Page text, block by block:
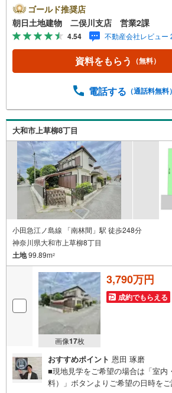
ーナーなど、お子様にも退屈せずに
テレワークで作業効率のUP化オウ
るためにONとOFFを切り替えて、
せマイホームを！■ 住宅ローンのご
選びはフィーリングも大切です。
じてみましょう。営業スタッフま
そうですが住まい選びはフィーリ
情報ですお客様のこだわりを聞か
時にはお車の無料提携駐車場ござい
タッフまでお問合せくださいませ
パー、ドラックストア等の情報、災
件レポート」お渡します■他の物件
自宅や指定場所から無料送迎もOK-
ゴールド推奨店
朝日土地建物 二俣川支店 営業2課
4.54 不動産会社レビュー
資料をもらう （無料）
電話する （通話料無料）
大和市上草柳8丁目
小田急江ノ島線 「南林間」駅 徒歩248分
神奈川県大和市上草柳8丁目
土地99.89m2
画像17枚
3,790万円
成約でもらえる
おすすめポイント 恩田 琢磨
■現地見学をご希望の場合は「室内
料）」ボタンよりご希望の日時を